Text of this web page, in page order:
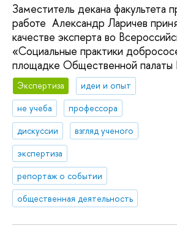
Заместитель декана факультета
работе Александр Ларичев
качестве эксперта во
«Социальные практики
площадке Общественной палаты
Экспертиза
идеи и опыт
не учеба
профессора
дискуссии
взгляд ученого
экспертиза
репортаж о событии
общественная деятельность